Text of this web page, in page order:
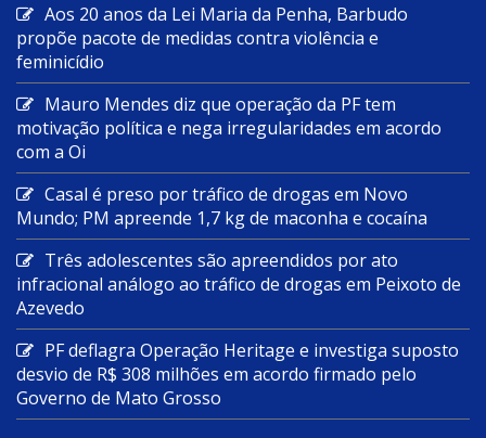
Aos 20 anos da Lei Maria da Penha, Barbudo
propõe pacote de medidas contra violência e
feminicídio
Mauro Mendes diz que operação da PF tem
motivação política e nega irregularidades em acordo
com a Oi
Casal é preso por tráfico de drogas em Novo
Mundo; PM apreende 1,7 kg de maconha e cocaína
Três adolescentes são apreendidos por ato
infracional análogo ao tráfico de drogas em Peixoto de
Azevedo
PF deflagra Operação Heritage e investiga suposto
desvio de R$ 308 milhões em acordo firmado pelo
Governo de Mato Grosso